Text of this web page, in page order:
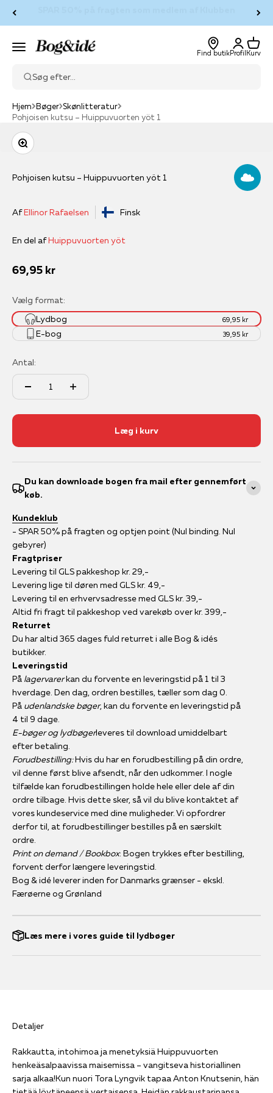
Menu Bog & idé
Find butik
Log ind
Profil
Kurv
Kurv
Søg efter...
Hjem Bøger Skønlitteratur
Pohjoisen kutsu – Huippuvuorten yöt 1
Zoom
Pohjoisen kutsu – Huippuvuorten yöt 1
AfEllinor Rafaelsen Finsk
En del afHuippuvuorten yöt
Salgspris
69,95 kr
Vælg format:
Lydbog
69,95 kr
E-bog 39,95 kr
Antal:
Læg i kurv
Du kan downloade bogen fra mail efter gennemført
køb.
Kundeklub
- SPAR 50% på fragten og optjen point (Nul binding. Nul
gebyrer)
Fragtpriser
Levering til GLS pakkeshop kr. 29,-
Levering lige til døren med GLS kr. 49,-
Levering til en erhvervsadresse med GLS kr. 39,-
Altid fri fragt til pakkeshop ved varekøb over kr. 399,-
Returret
Du har altid 365 dages fuld returret i alle Bog & idés
butikker.
Leveringstid
På lagervarerkan du forvente en leveringstid på 1 til 3
hverdage. Den dag, ordren bestilles, tæller som dag 0.
På udenlandske bøger, kan du forvente en leveringstid på
4 til 9 dage.
E-bøger og lydbøgerleveres til download umiddelbart
efter betaling.
Forudbestilling:Hvis du har en forudbestilling på din ordre,
vil denne først blive afsendt, når den udkommer. I nogle
tilfælde kan forudbestillingen holde hele eller dele af din
ordre tilbage. Hvis dette sker, så vil du blive kontaktet af
vores kundeservice med dine muligheder. Vi opfordrer
derfor til, at forudbestillinger bestilles på en særskilt
ordre.
Print on demand / Bookbox: Bogen trykkes efter bestilling,
forvent derfor længere leveringstid.
Bog & idé leverer inden for Danmarks grænser - ekskl.
Færøerne og Grønland
Læs mere i vores guide til lydbøger
Detaljer
Rakkautta, intohimoa ja menetyksiä Huippuvuorten
henkeäsalpaavissa maisemissa – vangitseva historiallinen
sarja alkaa!Kun nuori Tora Lyngvik tapaa Anton Knutsenin, hän